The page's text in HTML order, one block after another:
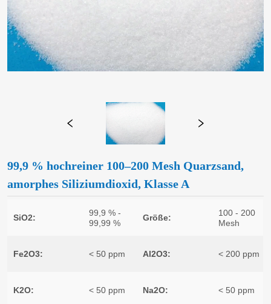
99,9 % hochreiner 100–200 Mesh Quarzsand,
amorphes Siliziumdioxid, Klasse A